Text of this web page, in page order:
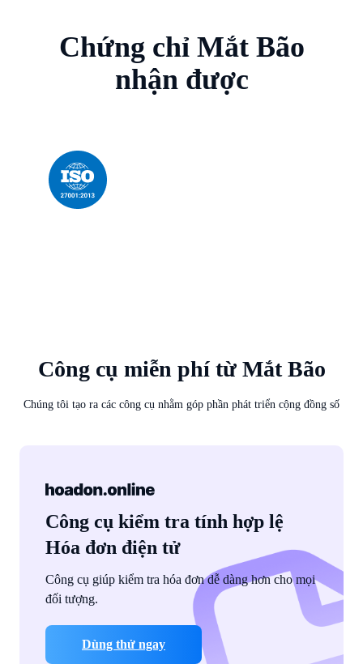
Chứng chỉ Mắt Bão
nhận được
Công cụ miễn phí từ Mắt Bão
Chúng tôi tạo ra các công cụ nhằm góp phần phát triển cộng đồng số
Công cụ kiểm tra tính hợp lệ
Hóa đơn điện tử
Công cụ giúp kiểm tra hóa đơn dễ dàng hơn cho mọi
đối tượng.
Dùng thử ngay